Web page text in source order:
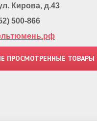
Кирова, д.43
500-866
ПРОСМОТРЕННЫЕ ТОВАРЫ